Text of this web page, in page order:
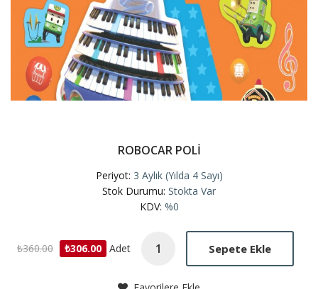
ROBOCAR POLİ
Periyot: 3 Aylık (Yılda 4 Sayı)
Stok Durumu: Stokta Var
KDV: %0
₺360.00 ₺306.00 Adet Sepete Ekle